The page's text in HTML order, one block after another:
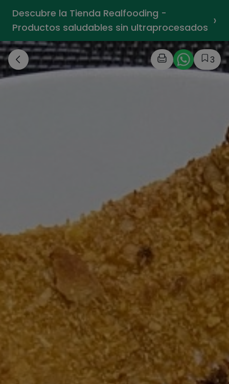
Descubre la Tienda Realfooding -
Productos saludables sin ultraprocesados ›
3